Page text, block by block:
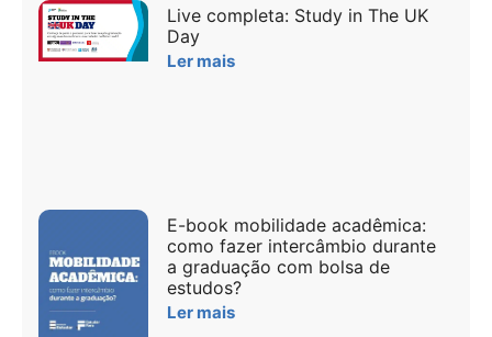
Live completa: Study in The UK
Day
Ler mais
E-book mobilidade acadêmica:
como fazer intercâmbio durante
a graduação com bolsa de
estudos?
Ler mais